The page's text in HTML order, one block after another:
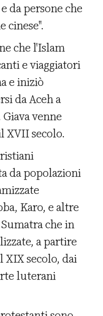
da persone che
cinese".
che l'Islam
e viaggiatori
e iniziò
da Aceh a
venne
XVII secolo.
da popolazioni
Karo, e altre
che in
a partire
XIX secolo, dai
luterani